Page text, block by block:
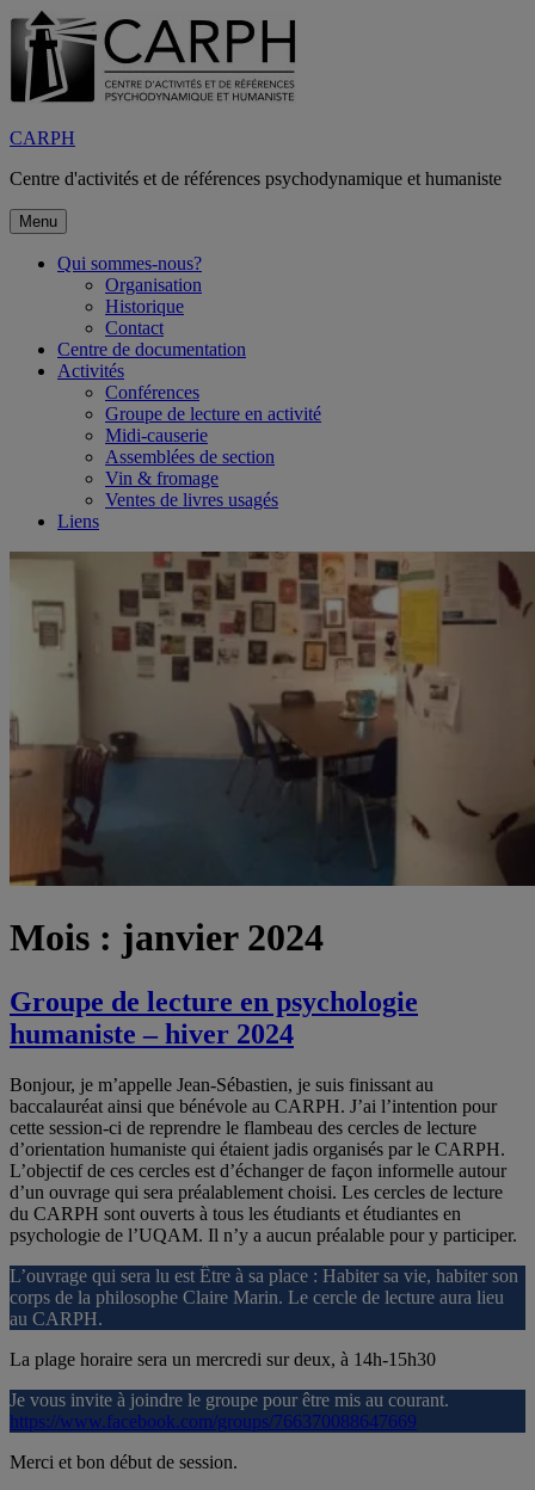
Aller
au
contenu
CARPH
Centre d'activités et de références psychodynamique et humaniste
Menu
Qui sommes-nous?
Organisation
Historique
Contact
Centre de documentation
Activités
Conférences
Groupe de lecture en activité
Midi-causerie
Assemblées de section
Vin & fromage
Ventes de livres usagés
Liens
Mois : janvier 2024
Groupe de lecture en psychologie
humaniste – hiver 2024
Bonjour, je m’appelle Jean-Sébastien, je suis finissant au
baccalauréat ainsi que bénévole au CARPH. J’ai l’intention pour
cette session-ci de reprendre le flambeau des cercles de lecture
d’orientation humaniste qui étaient jadis organisés par le CARPH.
L’objectif de ces cercles est d’échanger de façon informelle autour
d’un ouvrage qui sera préalablement choisi. Les cercles de lecture
du CARPH sont ouverts à tous les étudiants et étudiantes en
psychologie de l’UQAM. Il n’y a aucun préalable pour y participer.
L’ouvrage qui sera lu est Être à sa place : Habiter sa vie, habiter son
corps de la philosophe Claire Marin. Le cercle de lecture aura lieu
au CARPH.
La plage horaire sera un mercredi sur deux, à 14h-15h30
Je vous invite à joindre le groupe pour être mis au courant.
https://www.facebook.com/groups/766370088647669
Merci et bon début de session.